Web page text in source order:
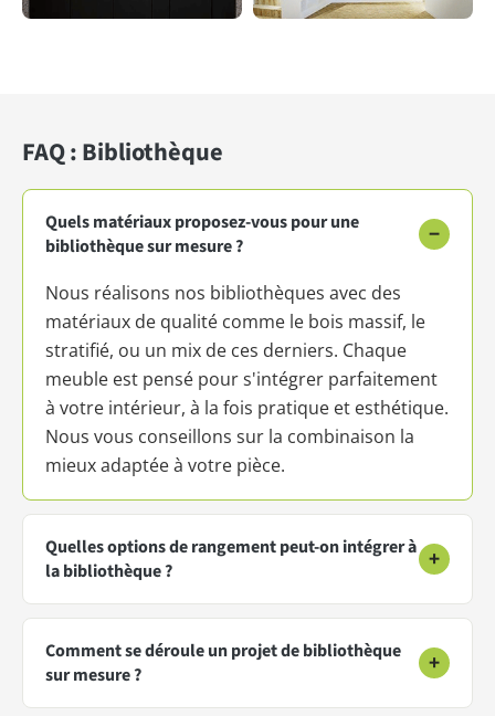
FAQ : Bibliothèque
Quels matériaux proposez-vous pour une
bibliothèque sur mesure ?
−
Nous réalisons nos bibliothèques avec des
matériaux de qualité comme le bois massif, le
stratifié, ou un mix de ces derniers. Chaque
meuble est pensé pour s'intégrer parfaitement
à votre intérieur, à la fois pratique et esthétique.
Nous vous conseillons sur la combinaison la
mieux adaptée à votre pièce.
Quelles options de rangement peut-on intégrer à
la bibliothèque ?
+
Comment se déroule un projet de bibliothèque
sur mesure ?
+